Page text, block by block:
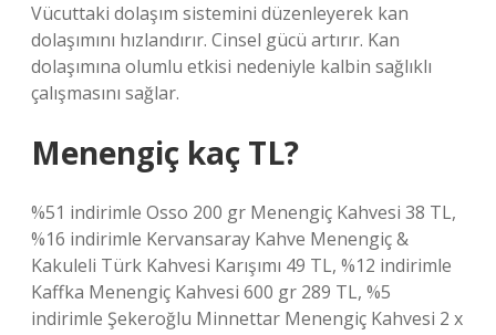
Vücuttaki dolaşım sistemini düzenleyerek kan
dolaşımını hızlandırır. Cinsel gücü artırır. Kan
dolaşımına olumlu etkisi nedeniyle kalbin sağlıklı
çalışmasını sağlar.
Menengiç kaç TL?
%51 indirimle Osso 200 gr Menengiç Kahvesi 38 TL,
%16 indirimle Kervansaray Kahve Menengiç &
Kakuleli Türk Kahvesi Karışımı 49 TL, %12 indirimle
Kaffka Menengiç Kahvesi 600 gr 289 TL, %5
indirimle Şekeroğlu Minnettar Menengiç Kahvesi 2 x